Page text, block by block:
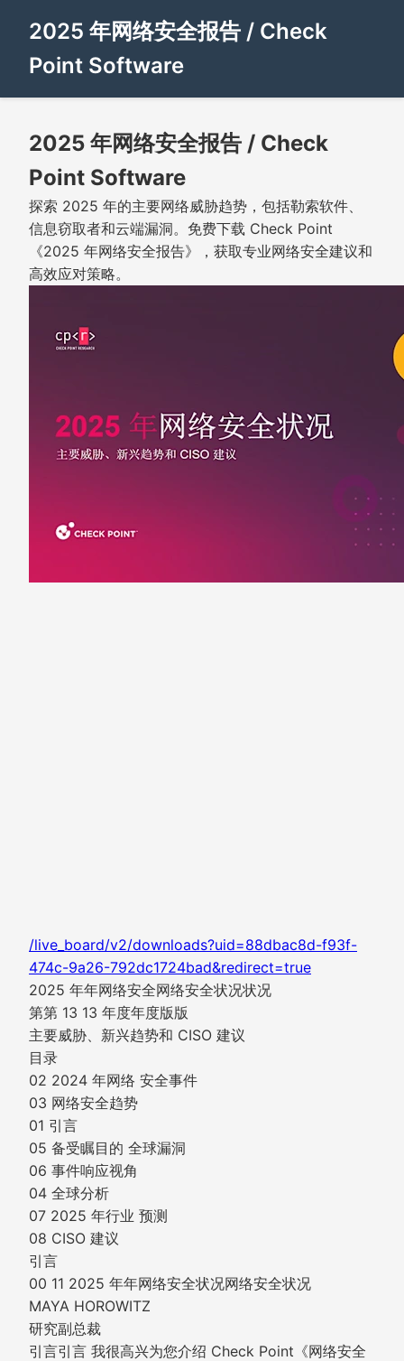
2025 年网络安全报告 / Check
Point Software
2025 年网络安全报告 / Check
Point Software
探索 2025 年的主要网络威胁趋势，包括勒索软件、
信息窃取者和云端漏洞。免费下载 Check Point
《2025 年网络安全报告》，获取专业网络安全建议和
高效应对策略。
/live_board/v2/downloads?uid=88dbac8d-f93f-
474c-9a26-792dc1724bad&redirect=true
2025 年年网络安全网络安全状况状况
第第 13 13 年度年度版版
主要威胁、新兴趋势和 CISO 建议
目录
02 2024 年网络 安全事件
03 网络安全趋势
01 引言
05 备受瞩目的 全球漏洞
06 事件响应视角
04 全球分析
07 2025 年行业 预测
08 CISO 建议
引言
00 11 2025 年年网络安全状况网络安全状况
MAYA HOROWITZ
研究副总裁
引言引言 我很高兴为您介绍 Check Point《网络安全